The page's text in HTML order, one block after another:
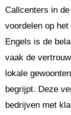
Callcenters in
voordelen op
Engels is de
vaak de
lokale
begrijpt. Deze
bedrijven met